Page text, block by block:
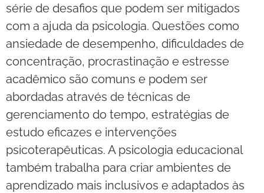
série de desafios que podem ser mitigados
com a ajuda da psicologia. Questões como
ansiedade de desempenho, dificuldades de
concentração, procrastinação e estresse
acadêmico são comuns e podem ser
abordadas através de técnicas de
gerenciamento do tempo, estratégias de
estudo eficazes e intervenções
psicoterapêuticas. A psicologia educacional
também trabalha para criar ambientes de
aprendizado mais inclusivos e adaptados às